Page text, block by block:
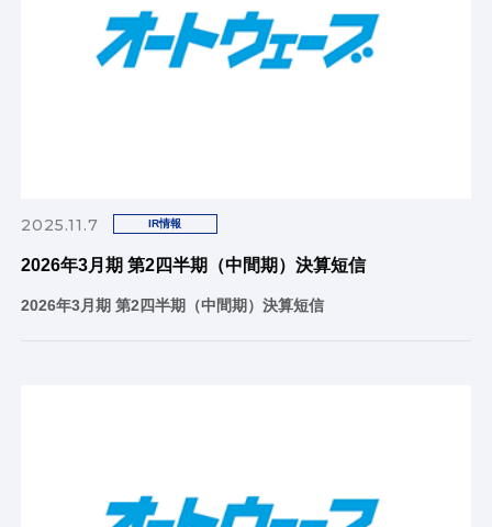
2025.11.7 IR情報
2026年3月期 第2四半期（中間期）決算短信
2026年3月期 第2四半期（中間期）決算短信